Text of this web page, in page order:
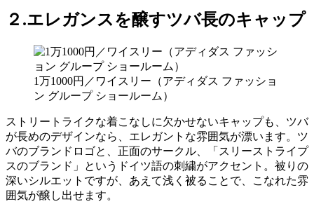
２.エレガンスを醸すツバ長のキャップ
1万1000円／ワイスリー（アディダス ファッショ
ン グループ ショールーム）
ストリートライクな着こなしに欠かせないキャップも、ツバ
が長めのデザインなら、エレガントな雰囲気が漂います。ツ
バのブランドロゴと、正面のサークル、「スリーストライプ
スのブランド」というドイツ語の刺繍がアクセント。被りの
深いシルエットですが、あえて浅く被ることで、こなれた雰
囲気が醸し出せます。